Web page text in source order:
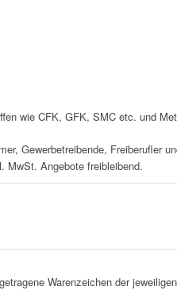
wie CFK, GFK, SMC etc. und
Gewerbetreibende, Freiberufler
MwSt. Angebote freibleibend.
Warenzeichen der